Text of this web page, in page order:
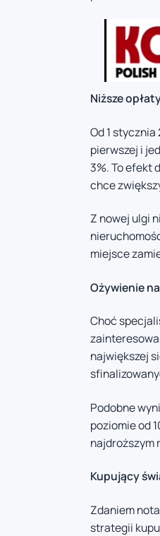
Niższe
Od 1
pierwszej i
3%. To efekt
chce
Z nowej ulgi
miejsce
Ożywienie
Choć
największej
Podobne
poziomie od
najdroższym
Kupujący
Zdaniem
strategii